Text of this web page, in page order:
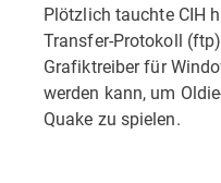
Plötzlich tauchte CIH
Transfer-Protokoll
Grafiktreiber für
werden kann, um
Quake zu spielen.